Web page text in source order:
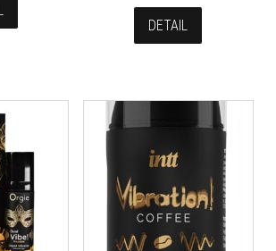
DETAIL